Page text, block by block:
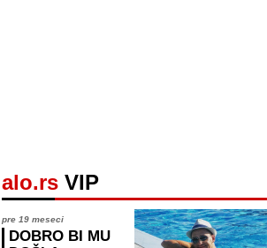
alo.rs VIP
pre 19 meseci
DOBRO BI MU